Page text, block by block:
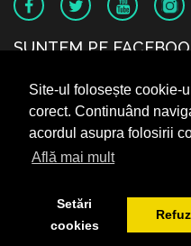
Site-ul folosește cookie-
corect. Continuând
acordul asupra folosirii
Află mai mult
Setări
cookies
Refuz
SUNTEM PE